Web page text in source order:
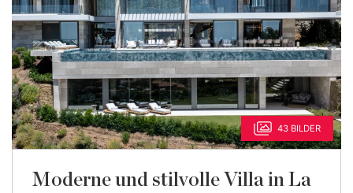
43 BILDER
Moderne und stilvolle Villa in La